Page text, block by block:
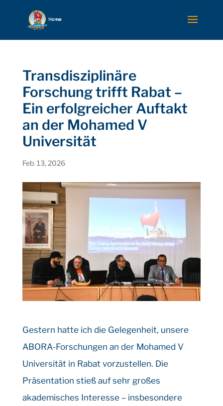
Transdisziplinäre
Forschung trifft Rabat –
Ein erfolgreicher Auftakt
an der Mohamed V
Universität
Feb. 13, 2026
Gestern hatte ich die Gelegenheit, unsere
ABORA-Forschungen an der Mohamed V
Universität in Rabat vorzustellen. Die
Präsentation stieß auf sehr großes
akademisches Interesse – insbesondere